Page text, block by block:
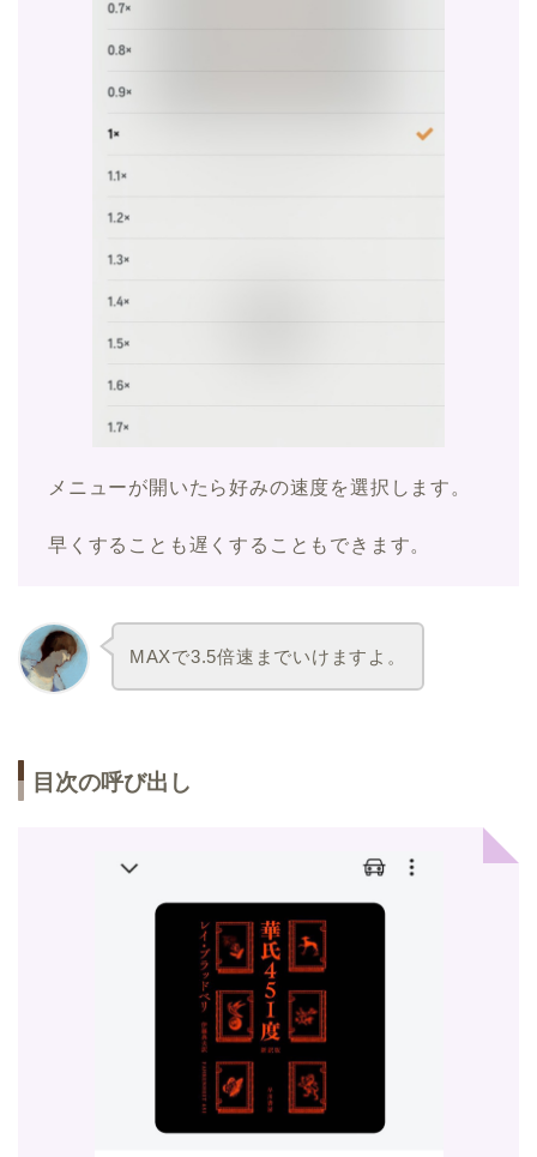
メニューが開いたら好みの速度を選択します。
早くすることも遅くすることもできます。
MAXで3.5倍速までいけますよ。
目次の呼び出し